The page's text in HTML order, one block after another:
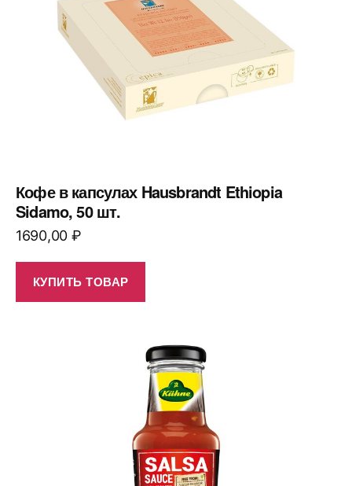
Кофе в капсулах Hausbrandt Ethiopia
Sidamo, 50 шт.
1690,00 ₽
КУПИТЬ ТОВАР